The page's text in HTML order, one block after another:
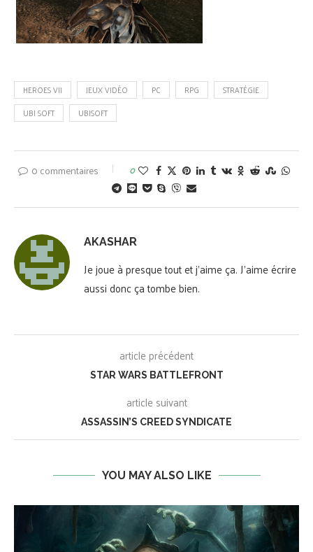
HEROES VII JEUX VIDÉO PC RPG
STRATÉGIE
UBI SOFT
UBISOFT
0 commentaires 0
AKASHAR
Je joue à presque tout et j'aime ça. J'aime écrire
aussi donc ça tombe bien.
article précédent
STAR WARS BATTLEFRONT
article suivant
ASSASSIN’S CREED SYNDICATE
YOU MAY ALSO LIKE